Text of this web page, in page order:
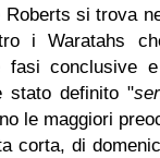
si trova
i Waratahs
fasi conclusive
stato definito "
le maggiori
corta, di